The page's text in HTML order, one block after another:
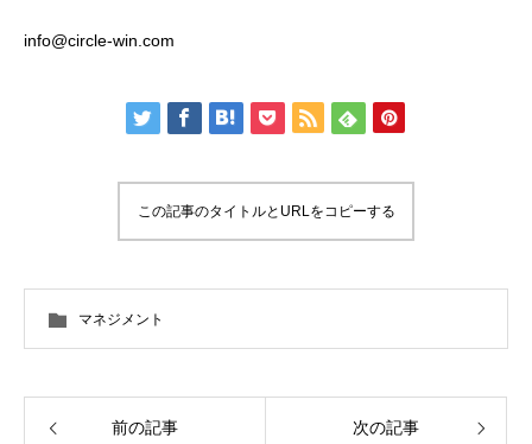
info@circle-win.com
この記事のタイトルとURLをコピーする
マネジメント
前の記事 次の記事